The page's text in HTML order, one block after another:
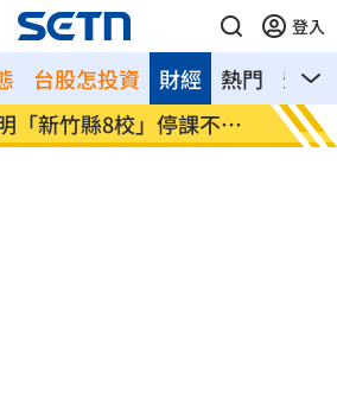
登入
台股怎投資 熱門 影音
財經
「新竹縣8校」停課不停
太陽